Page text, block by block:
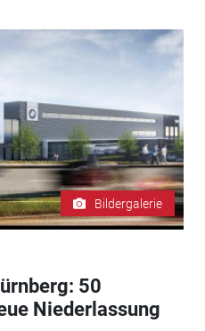
Bildergalerie
50
Niederlassung